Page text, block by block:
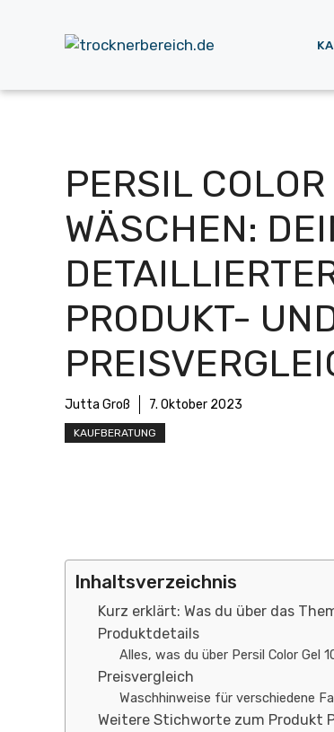
PERSIL
WÄSCHEN:
PRODUKT-
Jutta Groß 7. Oktober 2023
KAUFBERATUNG
Inhaltsverzeichnis
Kurz erklärt: Was du über das
Produktdetails
Alles, was du über Persil Color Gel
Preisvergleich
Waschhinweise für verschiedene
Weitere Stichworte zum Produkt